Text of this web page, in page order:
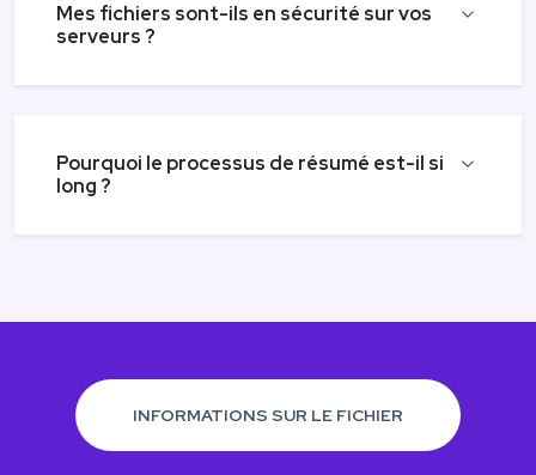
Mes fichiers sont-ils en sécurité sur vos
serveurs ?
Pourquoi le processus de résumé est-il si
long ?
INFORMATIONS SUR LE FICHIER